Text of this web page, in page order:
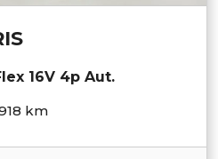
16V 4p Aut.
km